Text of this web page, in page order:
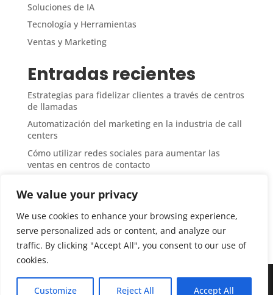
We value your privacy
We use cookies to enhance your browsing experience,
serve personalized ads or content, and analyze our
traffic. By clicking "Accept All", you consent to our use of
cookies.
Customize Reject All Accept All
Soluciones de IA
Tecnología y Herramientas
Ventas y Marketing
Entradas recientes
Estrategias para fidelizar clientes a través de centros
de llamadas
Automatización del marketing en la industria de call
centers
Cómo utilizar redes sociales para aumentar las
ventas en centros de contacto
centers
Técnicas de upselling y cross-selling en atención
telefónica
©2025 Centrosdellamadas.com. Todos los derechos